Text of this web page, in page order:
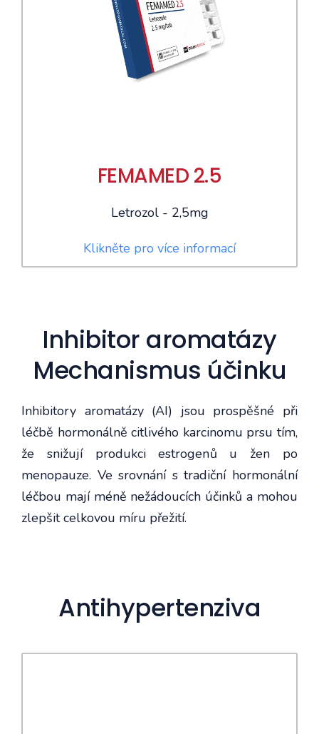
FEMAMED 2.5
Letrozol - 2,5mg
Klikněte pro více informací
Inhibitor aromatázy
Mechanismus účinku
Inhibitory aromatázy (AI) jsou prospěšné při
léčbě hormonálně citlivého karcinomu prsu tím,
že snižují produkci estrogenů u žen po
menopauze. Ve srovnání s tradiční hormonální
léčbou mají méně nežádoucích účinků a mohou
zlepšit celkovou míru přežití.
Antihypertenziva